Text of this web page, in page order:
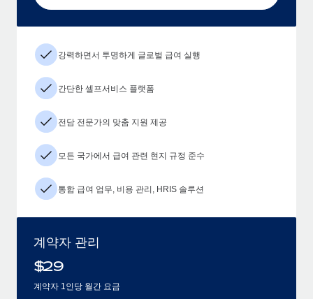
강력하면서 투명하게 글로벌 급여 실행
간단한 셀프서비스 플랫폼
전담 전문가의 맞춤 지원 제공
모든 국가에서 급여 관련 현지 규정 준수
통합 급여 업무, 비용 관리, HRIS 솔루션
계약자 관리
$29
계약자 1인당 월간 요금